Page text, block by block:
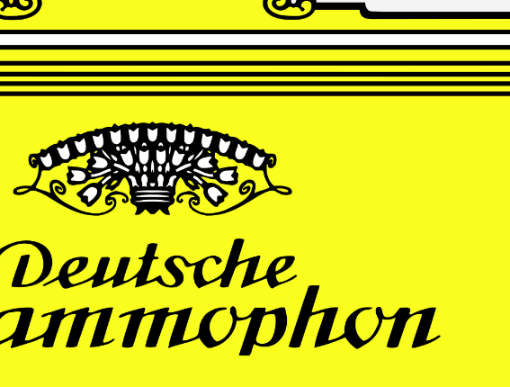
Schwanengesang
Andrè Schuen, Baritone
Daniel Heide, Piano
THOMAS